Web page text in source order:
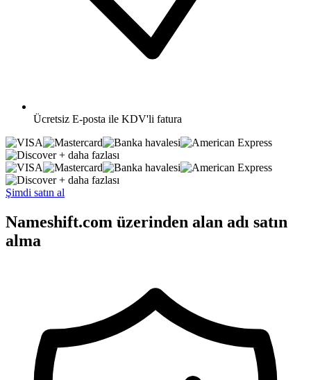
Ücretsiz E-posta ile KDV'li fatura
+ daha fazlası
+ daha fazlası
Şimdi satın al
Nameshift.com üzerinden alan adı satın
alma